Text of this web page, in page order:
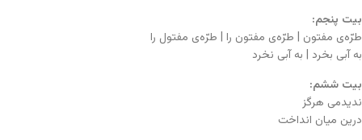
بیت پنجم:
طرّه‌ی مفتون | طرّه‌ی مفتون را | طرّه‌ی مفتول را
به آبی بخرد | به آبی نخرد
بیت ششم:
ندیدمی هرگز
درین میان انداخت